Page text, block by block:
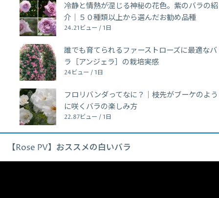
冷静と情熱が混じる神秘の花色。紫のバラの紹
介｜５０種類以上から選んだお勧め品種
24.21ビュー / 1日
誰でも育てられるファーストローズに最適なバ
ラ［アンジェラ］の栽培実感
24ビュー / 1日
フロリバンダってなに？｜枝先がブーケのよう
に咲くバラの楽しみ方
22.87ビュー / 1日
【Rose PV】おススメの白いバラ